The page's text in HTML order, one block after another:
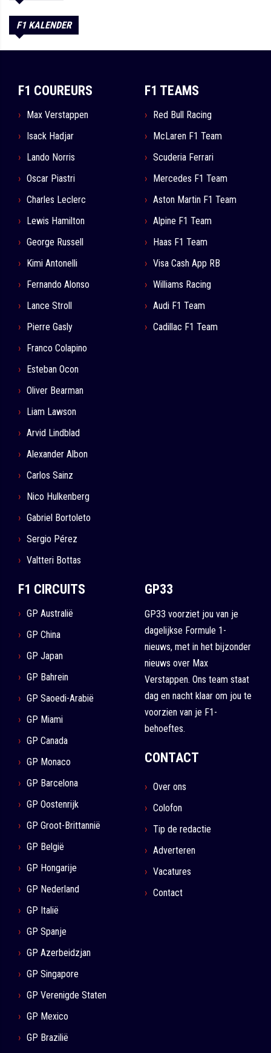
F1 KALENDER
F1 COUREURS
Max Verstappen
Isack Hadjar
Lando Norris
Oscar Piastri
Charles Leclerc
Lewis Hamilton
George Russell
Kimi Antonelli
Fernando Alonso
Lance Stroll
Pierre Gasly
Franco Colapino
Esteban Ocon
Oliver Bearman
Liam Lawson
Arvid Lindblad
Alexander Albon
Carlos Sainz
Nico Hulkenberg
Gabriel Bortoleto
Sergio Pérez
Valtteri Bottas
F1 TEAMS
Red Bull Racing
McLaren F1 Team
Scuderia Ferrari
Mercedes F1 Team
Aston Martin F1 Team
Alpine F1 Team
Haas F1 Team
Visa Cash App RB
Williams Racing
Audi F1 Team
Cadillac F1 Team
F1 CIRCUITS
GP Australië
GP China
GP Japan
GP Bahrein
GP Saoedi-Arabië
GP Miami
GP Canada
GP Monaco
GP Barcelona
GP Oostenrijk
GP Groot-Brittannië
GP België
GP Hongarije
GP Nederland
GP Italië
GP Spanje
GP Azerbeidzjan
GP Singapore
GP Verenigde Staten
GP Mexico
GP Brazilië
GP33
GP33 voorziet jou van je
dagelijkse Formule 1-
nieuws, met in het bijzonder
nieuws over Max
Verstappen. Ons team staat
dag en nacht klaar om jou te
voorzien van je F1-
behoeftes.
CONTACT
Over ons
Colofon
Tip de redactie
Adverteren
Vacatures
Contact